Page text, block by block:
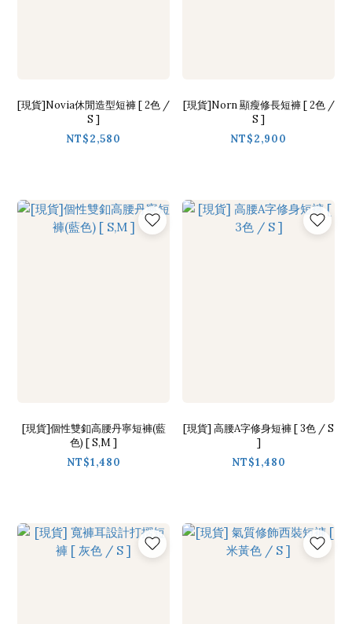
[現貨]Novia休閒造型短褲 [ 2色 /
S ]
NT$2,580
[現貨]Norn 顯瘦修長短褲 [ 2色 /
S ]
NT$2,900
[現貨]個性雙釦高腰丹寧短褲(藍
色) [ S,M ]
NT$1,480
[現貨] 高腰A字修身短褲 [ 3色 / S
]
NT$1,480